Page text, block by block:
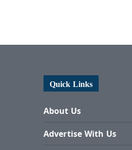
Quick Links
About Us
Advertise With Us